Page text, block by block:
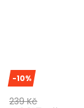
-10%
239 Kč